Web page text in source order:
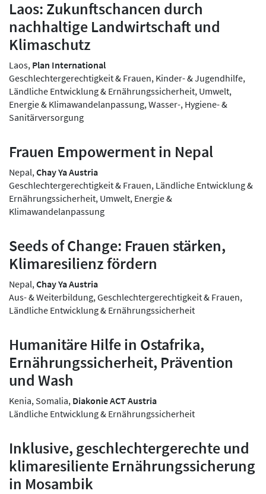
Laos: Zukunftschancen durch
nachhaltige Landwirtschaft und
Klimaschutz
Laos, Plan International
Geschlechtergerechtigkeit & Frauen, Kinder- & Jugendhilfe,
Ländliche Entwicklung & Ernährungssicherheit, Umwelt,
Energie & Klimawandelanpassung, Wasser-, Hygiene- &
Sanitärversorgung
Frauen Empowerment in Nepal
Nepal, Chay Ya Austria
Geschlechtergerechtigkeit & Frauen, Ländliche Entwicklung &
Ernährungssicherheit, Umwelt, Energie &
Klimawandelanpassung
Seeds of Change: Frauen stärken,
Klimaresilienz fördern
Nepal, Chay Ya Austria
Aus- & Weiterbildung, Geschlechtergerechtigkeit & Frauen,
Ländliche Entwicklung & Ernährungssicherheit
Humanitäre Hilfe in Ostafrika,
Ernährungssicherheit, Prävention
und Wash
Kenia, Somalia, Diakonie ACT Austria
Ländliche Entwicklung & Ernährungssicherheit
Inklusive, geschlechtergerechte und
klimaresiliente Ernährungssicherung
in Mosambik